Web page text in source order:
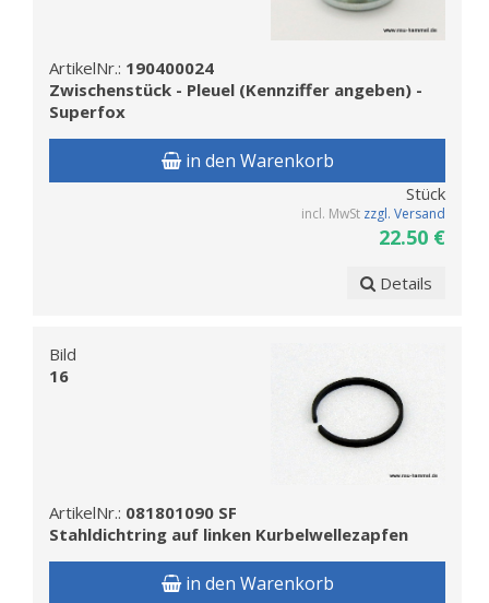
ArtikelNr.: 190400024
Zwischenstück - Pleuel (Kennziffer angeben) -
Superfox
in den Warenkorb
Stück
incl. MwSt zzgl. Versand
22.50 €
Details
Bild
16
ArtikelNr.: 081801090 SF
Stahldichtring auf linken Kurbelwellezapfen
in den Warenkorb